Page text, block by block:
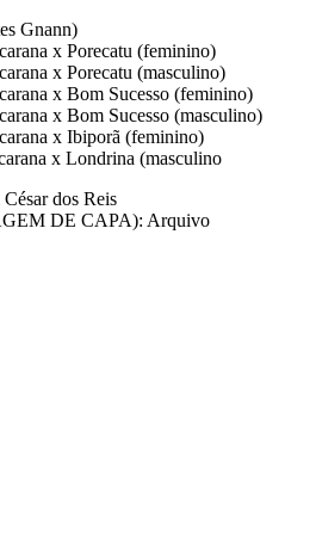
Gnann)
x Porecatu (feminino)
x Porecatu (masculino)
x Bom Sucesso (feminino)
x Bom Sucesso (masculino)
x Ibiporã (feminino)
x Londrina (masculino
dos Reis
DE CAPA): Arquivo